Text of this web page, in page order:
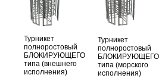
Турникет
полноростовый
БЛОКИРУЮЩЕГО
типа (внешнего
исполнения)
Турникет
полноростовый
БЛОКИРУЮЩЕГО
типа (морского
исполнения)